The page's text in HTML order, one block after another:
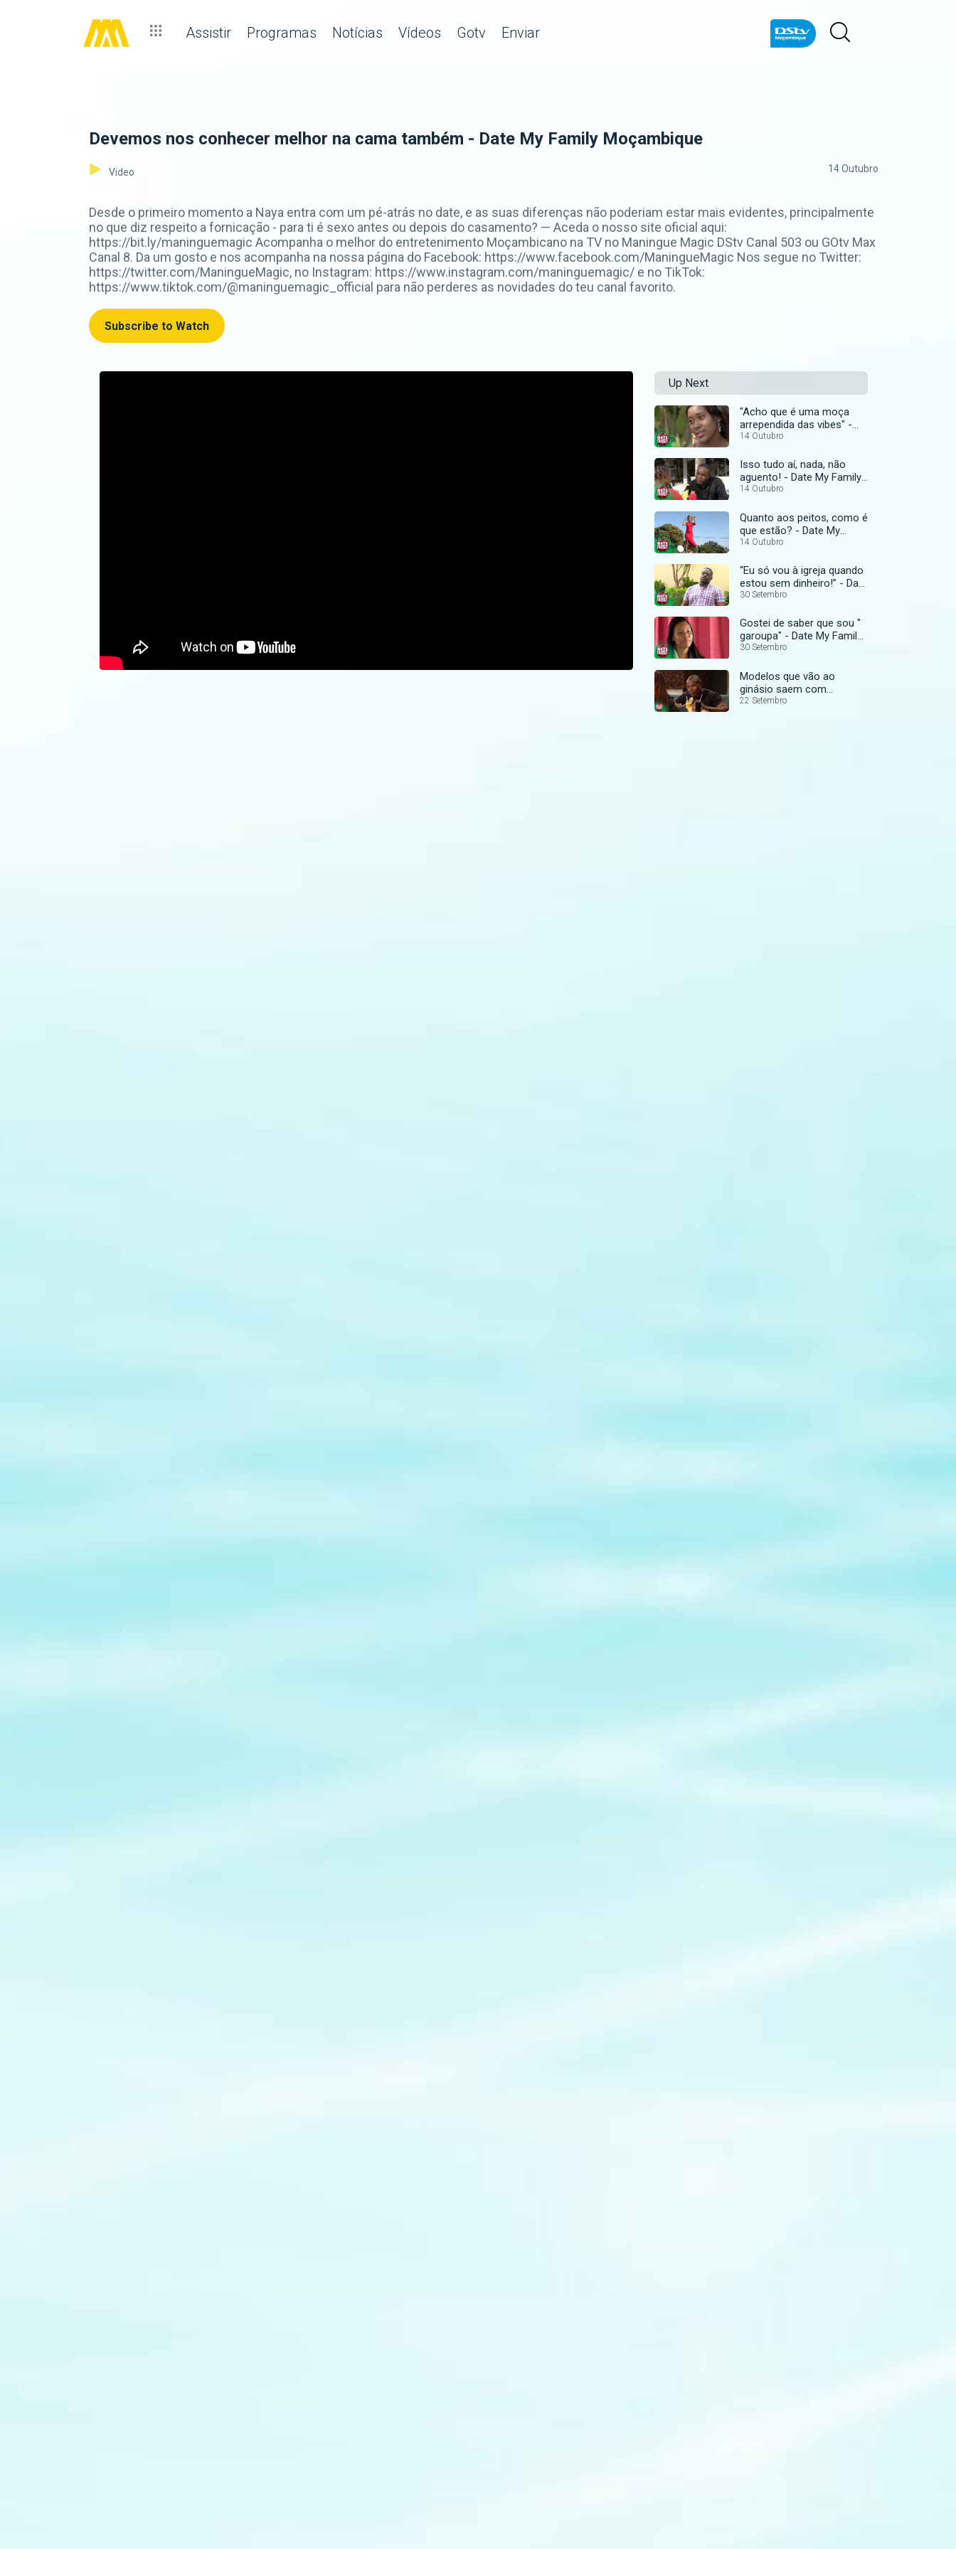
Assistir Programas Notícias Vídeos Gotv Enviar
Devemos nos conhecer melhor na cama também - Date My Family Moçambique
Video 14 Outubro
Desde o primeiro momento a Naya entra com um pé-atrás no date, e as suas diferenças não poderiam estar mais evidentes, principalmente
no que diz respeito a fornicação - para ti é sexo antes ou depois do casamento? — Aceda o nosso site oficial aqui:
https://bit.ly/maninguemagic Acompanha o melhor do entretenimento Moçambicano na TV no Maningue Magic DStv Canal 503 ou GOtv Max
Canal 8. Da um gosto e nos acompanha na nossa página do Facebook: https://www.facebook.com/ManingueMagic Nos segue no Twitter:
https://twitter.com/ManingueMagic, no Instagram: https://www.instagram.com/maninguemagic/ e no TikTok:
https://www.tiktok.com/@maninguemagic_official para não perderes as novidades do teu canal favorito.
Subscribe to Watch
Up Next
"Acho que é uma moça
arrependida das vibes" -
Date My Family
14 Outubro
Isso tudo aí, nada, não
aguento! - Date My Family
Moçambique
14 Outubro
Quanto aos peitos, como é
que estão? - Date My
Family Moçambique
14 Outubro
“Eu só vou à igreja quando
estou sem dinheiro!” - Date
My Family Moçambique
30 Setembro
Gostei de saber que sou "
garoupa" - Date My Family
Moçambique
30 Setembro
Modelos que vão ao
ginásio saem com
senhoras – Date My Family
22 Setembro